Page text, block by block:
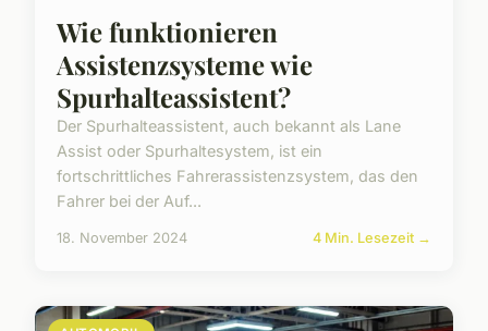
Wie funktionieren
Assistenzsysteme wie
Spurhalteassistent?
Der Spurhalteassistent, auch bekannt als Lane
Assist oder Spurhaltesystem, ist ein
fortschrittliches Fahrerassistenzsystem, das den
Fahrer bei der Auf...
18. November 2024 4 Min. Lesezeit →